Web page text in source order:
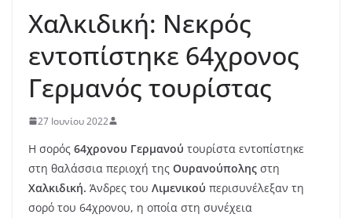
Χαλκιδική: Νεκρός
εντοπίστηκε 64χρονος
Γερμανός τουρίστας
27 Ιουνίου 2022
Η σορός 64χρονου Γερμανού τουρίστα εντοπίστηκε
στη θαλάσσια περιοχή της Ουρανούπολης στη
Χαλκιδική. Άνδρες του Λιμενικού περισυνέλεξαν τη
σορό του 64χρονου, η οποία στη συνέχεια